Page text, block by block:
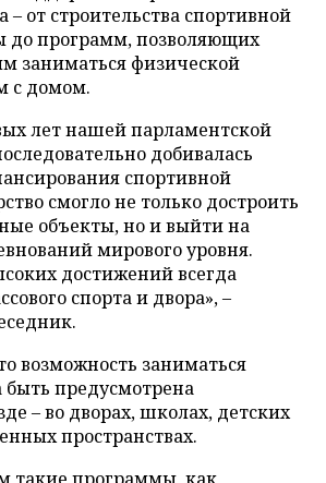
– от строительства спортивной
до программ, позволяющих
заниматься физической
с домом.
лет нашей парламентской
добивалась
спортивной
смогло не только достроить
объекты, но и выйти на
мирового уровня.
достижений всегда
спорта и двора», –
возможность заниматься
предусмотрена
– во дворах, школах, детских
пространствах.